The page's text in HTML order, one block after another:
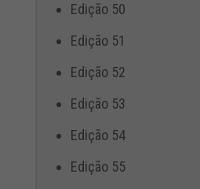
Edição 50
Edição 51
Edição 52
Edição 53
Edição 54
Edição 55